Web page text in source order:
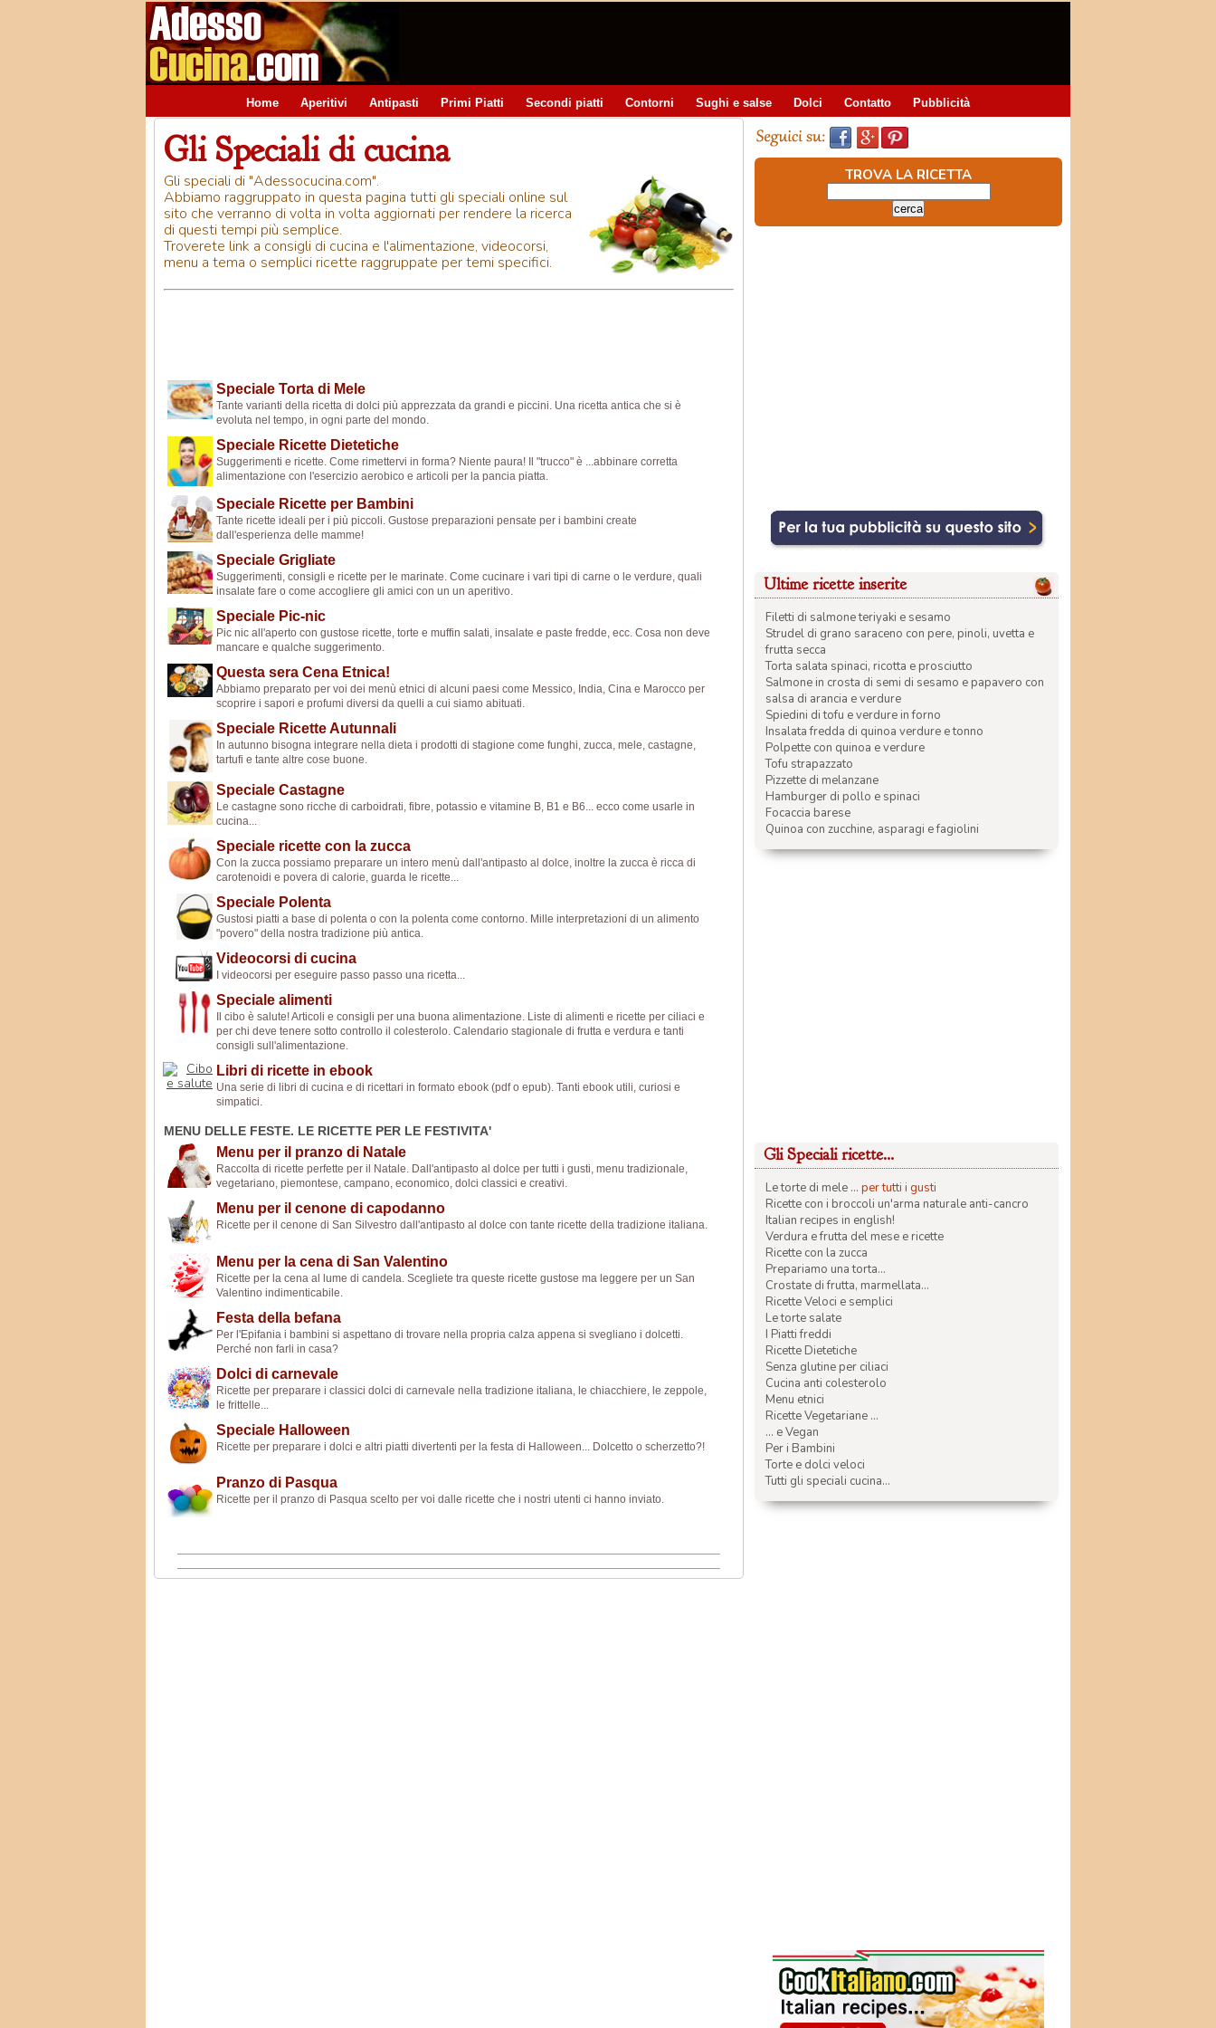
Home Aperitivi Antipasti Primi Piatti Secondi piatti Contorni Sughi e salse Dolci Contatto Pubblicità
Gli Speciali di cucina
Gli speciali di "Adessocucina.com".
Abbiamo raggruppato in questa pagina tutti gli speciali online sul
sito che verranno di volta in volta aggiornati per rendere la ricerca
di questi tempi più semplice.
Troverete link a consigli di cucina e l'alimentazione, videocorsi,
menu a tema o semplici ricette raggruppate per temi specifici.
Speciale Torta di Mele
Tante varianti della ricetta di dolci più apprezzata da grandi e piccini. Una ricetta antica che si è
evoluta nel tempo, in ogni parte del mondo.
Speciale Ricette Dietetiche
Suggerimenti e ricette. Come rimettervi in forma? Niente paura! Il "trucco" è ...abbinare corretta
alimentazione con l'esercizio aerobico e articoli per la pancia piatta.
Speciale Ricette per Bambini
Tante ricette ideali per i più piccoli. Gustose preparazioni pensate per i bambini create
dall'esperienza delle mamme!
Speciale Grigliate
Suggerimenti, consigli e ricette per le marinate. Come cucinare i vari tipi di carne o le verdure, quali
insalate fare o come accogliere gli amici con un un aperitivo.
Speciale Pic-nic
Pic nic all'aperto con gustose ricette, torte e muffin salati, insalate e paste fredde, ecc. Cosa non deve
mancare e qualche suggerimento.
Questa sera Cena Etnica!
Abbiamo preparato per voi dei menù etnici di alcuni paesi come Messico, India, Cina e Marocco per
scoprire i sapori e profumi diversi da quelli a cui siamo abituati.
Speciale Ricette Autunnali
In autunno bisogna integrare nella dieta i prodotti di stagione come funghi, zucca, mele, castagne,
tartufi e tante altre cose buone.
Speciale Castagne
Le castagne sono ricche di carboidrati, fibre, potassio e vitamine B, B1 e B6... ecco come usarle in
cucina...
Speciale ricette con la zucca
Con la zucca possiamo preparare un intero menù dall'antipasto al dolce, inoltre la zucca è ricca di
carotenoidi e povera di calorie, guarda le ricette...
Speciale Polenta
Gustosi piatti a base di polenta o con la polenta come contorno. Mille interpretazioni di un alimento
"povero" della nostra tradizione più antica.
Videocorsi di cucina
I videocorsi per eseguire passo passo una ricetta...
Speciale alimenti
Il cibo è salute! Articoli e consigli per una buona alimentazione. Liste di alimenti e ricette per ciliaci e
per chi deve tenere sotto controllo il colesterolo. Calendario stagionale di frutta e verdura e tanti
consigli sull'alimentazione.
Libri di ricette in ebook
Una serie di libri di cucina e di ricettari in formato ebook (pdf o epub). Tanti ebook utili, curiosi e
simpatici.
MENU DELLE FESTE. LE RICETTE PER LE FESTIVITA'
Menu per il pranzo di Natale
Raccolta di ricette perfette per il Natale. Dall'antipasto al dolce per tutti i gusti, menu tradizionale,
vegetariano, piemontese, campano, economico, dolci classici e creativi.
Menu per il cenone di capodanno
Ricette per il cenone di San Silvestro dall'antipasto al dolce con tante ricette della tradizione italiana.
Menu per la cena di San Valentino
Ricette per la cena al lume di candela. Scegliete tra queste ricette gustose ma leggere per un San
Valentino indimenticabile.
Festa della befana
Per l'Epifania i bambini si aspettano di trovare nella propria calza appena si svegliano i dolcetti.
Perché non farli in casa?
Dolci di carnevale
Ricette per preparare i classici dolci di carnevale nella tradizione italiana, le chiacchiere, le zeppole,
le frittelle...
Speciale Halloween
Ricette per preparare i dolci e altri piatti divertenti per la festa di Halloween... Dolcetto o scherzetto?!
Pranzo di Pasqua
Ricette per il pranzo di Pasqua scelto per voi dalle ricette che i nostri utenti ci hanno inviato.
TROVA LA RICETTA
Ultime ricette inserite
Filetti di salmone teriyaki e sesamo
Strudel di grano saraceno con pere, pinoli, uvetta e
frutta secca
Torta salata spinaci, ricotta e prosciutto
Salmone in crosta di semi di sesamo e papavero con
salsa di arancia e verdure
Spiedini di tofu e verdure in forno
Insalata fredda di quinoa verdure e tonno
Polpette con quinoa e verdure
Tofu strapazzato
Pizzette di melanzane
Hamburger di pollo e spinaci
Focaccia barese
Quinoa con zucchine, asparagi e fagiolini
Gli Speciali ricette...
Le torte di mele ... per tutti i gusti
Ricette con i broccoli un'arma naturale anti-cancro
Italian recipes in english!
Verdura e frutta del mese e ricette
Ricette con la zucca
Prepariamo una torta...
Crostate di frutta, marmellata...
Ricette Veloci e semplici
Le torte salate
I Piatti freddi
Ricette Dietetiche
Senza glutine per ciliaci
Cucina anti colesterolo
Menu etnici
Ricette Vegetariane ...
... e Vegan
Per i Bambini
Torte e dolci veloci
Tutti gli speciali cucina...